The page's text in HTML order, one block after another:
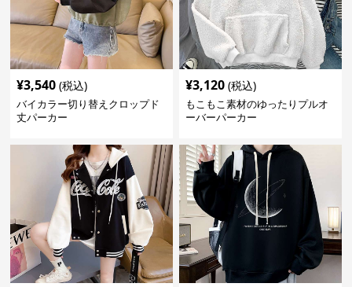
¥3,540 (税込)
バイカラー切り替えクロップド
丈パーカー
¥3,120 (税込)
もこもこ素材のゆったりプルオ
ーバーパーカー